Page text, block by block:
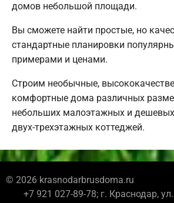
домов небольшой площади.
Вы сможете найти простые, но
стандартные планировки
примерами и ценами.
Строим необычные,
комфортные дома различных
небольших малоэтажных и
двух-трехэтажных коттеджей.
© 2026 krasnodarbrusdoma.ru
+7 921 027-89-78; г. Краснодар,